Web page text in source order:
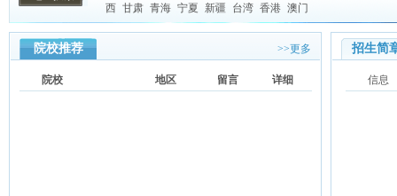
西 甘肃 青海 宁夏 新疆 台湾 香港 澳门
院校推荐 >>更多
院校 地区 留言 详细
招生简
信息